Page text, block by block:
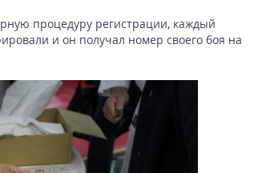
процедуру регистрации, каждый
и он получал номер своего боя на